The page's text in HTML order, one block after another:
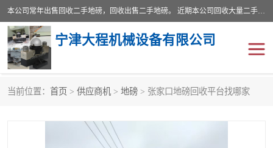
本公司常年出售回收二手地磅，回收出售二手地磅。 近期本公司回收大量二手地磅，型号齐全，宽度从2米到3.5米，长度5米到25米，承重吨位从10到200吨，成色7—9成新。 ? 使用年限6个月至2年，产品来源于个人闲置品，工矿企业停用品，因小换大而来。 精准度和新的一样， 二手地磅是内行人的选择，打个电话就省钱朋友您好等什么
宁津大程机械设备有限公司
当前位置： 首页 > 供应商机 > 地磅 > 张家口地磅回收平台找哪家